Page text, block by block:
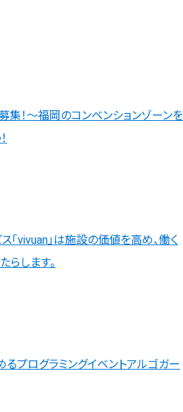
集！～福岡のコンベンションゾーンを
「vivuan」は施設の価値を高め、働く
らします。
るプログラミングイベントアルゴガー